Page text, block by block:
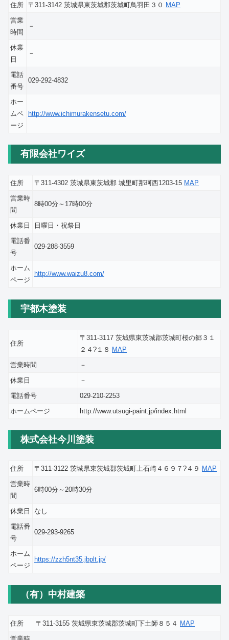
住所 〒311-3142 茨城県東茨城郡茨城町鳥羽田３０ MAP
営業
時間
－
休業
日
－
電話
番号
029-292-4832
ホー
ムペ
ージ
http://www.ichimurakensetu.com/
有限会社ワイズ
住所 〒311-4302 茨城県東茨城郡 城里町那珂西1203-15 MAP
営業時
間
8時00分～17時00分
休業日
日曜日・祝祭日
電話番
号
029-288-3559
ホーム
ページ
http://www.waizu8.com/
宇都木塗装
住所
〒311-3117 茨城県東茨城郡茨城町桜の郷３１
２４?１８ MAP
営業時間
－
休業日
－
電話番号
029-210-2253
ホームページ
http://www.utsugi-paint.jp/index.html
株式会社今川塗装
住所 〒311-3122 茨城県東茨城郡茨城町上石崎４６９７?４９ MAP
営業時
間
6時00分～20時30分
休業日
なし
電話番
号
029-293-9265
ホーム
ページ
https://zzh5nt35.jbplt.jp/
（有）中村建築
住所 〒311-3155 茨城県東茨城郡茨城町下土師８５４ MAP